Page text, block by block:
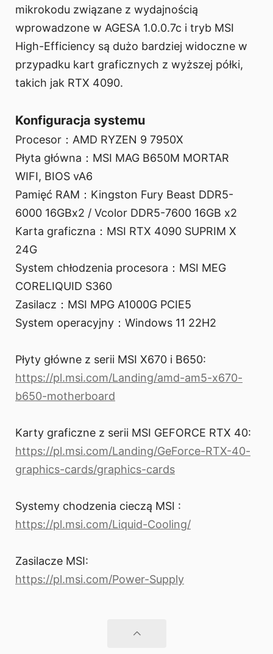
mikrokodu związane z wydajnością
wprowadzone w AGESA 1.0.0.7c i tryb MSI
High-Efficiency są dużo bardziej widoczne w
przypadku kart graficznych z wyższej półki,
takich jak RTX 4090.
Konfiguracja systemu
Procesor：AMD RYZEN 9 7950X
Płyta główna：MSI MAG B650M MORTAR
WIFI, BIOS vA6
Pamięć RAM：Kingston Fury Beast DDR5-
6000 16GBx2 / Vcolor DDR5-7600 16GB x2
Karta graficzna：MSI RTX 4090 SUPRIM X
24G
System chłodzenia procesora：MSI MEG
CORELIQUID S360
Zasilacz：MSI MPG A1000G PCIE5
System operacyjny：Windows 11 22H2
Płyty główne z serii MSI X670 i B650:
https://pl.msi.com/Landing/amd-am5-x670-
b650-motherboard
Karty graficzne z serii MSI GEFORCE RTX 40:
https://pl.msi.com/Landing/GeForce-RTX-40-
graphics-cards/graphics-cards
Systemy chodzenia cieczą MSI :
https://pl.msi.com/Liquid-Cooling/
Zasilacze MSI:
https://pl.msi.com/Power-Supply